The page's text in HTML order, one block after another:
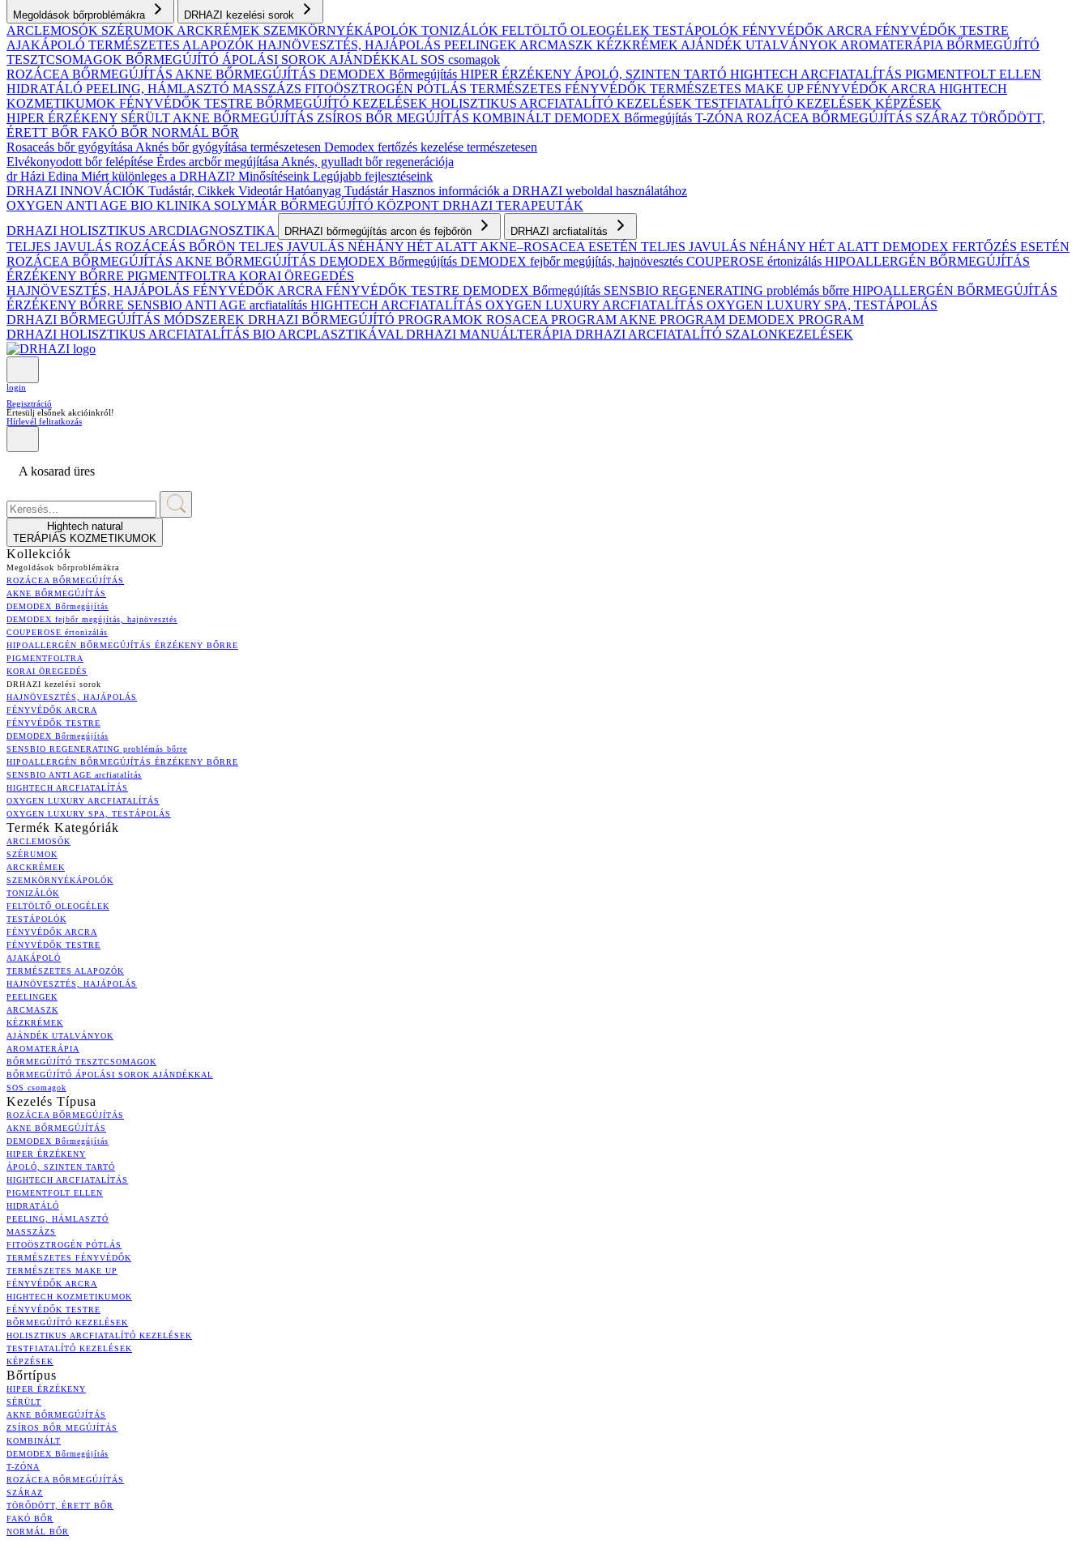
Megoldások bőrproblémákra DRHAZI kezelési sorok
ARCLEMOSÓK SZÉRUMOK ARCKRÉMEK SZEMKÖRNYÉKÁPOLÓK TONIZÁLÓK FELTÖLTŐ OLEOGÉLEK TESTÁPOLÓK FÉNYVÉDŐK ARCRA FÉNYVÉDŐK TESTRE
AJAKÁPOLÓ TERMÉSZETES ALAPOZÓK HAJNÖVESZTÉS, HAJÁPOLÁS PEELINGEK ARCMASZK KÉZKRÉMEK AJÁNDÉK UTALVÁNYOK AROMATERÁPIA BŐRMEGÚJÍTÓ
TESZTCSOMAGOK BŐRMEGÚJÍTÓ ÁPOLÁSI SOROK AJÁNDÉKKAL SOS csomagok
ROZÁCEA BŐRMEGÚJÍTÁS AKNE BŐRMEGÚJÍTÁS DEMODEX Bőrmegújítás HIPER ÉRZÉKENY ÁPOLÓ, SZINTEN TARTÓ HIGHTECH ARCFIATALÍTÁS PIGMENTFOLT ELLEN
HIDRATÁLÓ PEELING, HÁMLASZTÓ MASSZÁZS FITOÖSZTROGÉN PÓTLÁS TERMÉSZETES FÉNYVÉDŐK TERMÉSZETES MAKE UPFÉNYVÉDŐK ARCRA HIGHTECH
KOZMETIKUMOK FÉNYVÉDŐK TESTRE BŐRMEGÚJÍTÓ KEZELÉSEK HOLISZTIKUS ARCFIATALÍTÓ KEZELÉSEK TESTFIATALÍTÓ KEZELÉSEK KÉPZÉSEK
HIPER ÉRZÉKENY SÉRÜLT AKNE BŐRMEGÚJÍTÁS ZSÍROS BŐR MEGÚJÍTÁS KOMBINÁLT DEMODEX Bőrmegújítás T-ZÓNA ROZÁCEA BŐRMEGÚJÍTÁS SZÁRAZ TÖRŐDÖTT,
ÉRETT BŐR FAKÓ BŐR NORMÁL BŐR
Rosaceás bőr gyógyítása Aknés bőr gyógyítása természetesen Demodex fertőzés kezelése természetesen
Elvékonyodott bőr felépítése Érdes arcbőr megújítása Aknés, gyulladt bőr regenerációja
dr Házi Edina Miért különleges a DRHAZI? Minősítéseink Legújabb fejlesztéseink
DRHAZI INNOVÁCIÓK Tudástár, Cikkek VideotárHatóanyag TudástárHasznos információk a DRHAZI weboldal használatához
OXYGEN ANTI AGE BIO KLINIKA SOLYMÁR BŐRMEGÚJÍTÓ KÖZPONT DRHAZI TERAPEUTÁK
DRHAZI HOLISZTIKUS ARCDIAGNOSZTIKA
DRHAZI bőrmegújítás arcon és fejbőrön DRHAZI arcfiatalítás
TELJES JAVULÁS ROZÁCEÁS BŐRÖN TELJES JAVULÁS NÉHÁNY HÉT ALATT AKNE–ROSACEA ESETÉN TELJES JAVULÁS NÉHÁNY HÉT ALATT DEMODEX FERTŐZÉS ESETÉN
ROZÁCEA BŐRMEGÚJÍTÁS AKNE BŐRMEGÚJÍTÁS DEMODEX Bőrmegújítás DEMODEX fejbőr megújítás, hajnövesztés COUPEROSE értonizálás HIPOALLERGÉN BŐRMEGÚJÍTÁS
ÉRZÉKENY BŐRRE PIGMENTFOLTRA KORAI ÖREGEDÉS
HAJNÖVESZTÉS, HAJÁPOLÁS FÉNYVÉDŐK ARCRA FÉNYVÉDŐK TESTRE DEMODEX Bőrmegújítás SENSBIO REGENERATING problémás bőrre HIPOALLERGÉN BŐRMEGÚJÍTÁS
ÉRZÉKENY BŐRRE SENSBIO ANTI AGE arcfiatalítás HIGHTECH ARCFIATALÍTÁS OXYGEN LUXURY ARCFIATALÍTÁS OXYGEN LUXURY SPA, TESTÁPOLÁS
DRHAZI BŐRMEGÚJÍTÁS MÓDSZEREK DRHAZI BŐRMEGÚJÍTÓ PROGRAMOK ROSACEA PROGRAM AKNE PROGRAM DEMODEX PROGRAM
DRHAZI HOLISZTIKUS ARCFIATALÍTÁS BIO ARCPLASZTIKÁVAL DRHAZI MANUÁLTERÁPIA DRHAZI ARCFIATALÍTÓ SZALONKEZELÉSEK
login
Regisztráció
Értesülj elsőnek akcióinkról!
Hírlevél feliratkozás
A kosarad üres
Hightech natural
TERÁPIÁS KOZMETIKUMOK
Kollekciók
Megoldások bőrproblémákra
ROZÁCEA BŐRMEGÚJÍTÁS
AKNE BŐRMEGÚJÍTÁS
DEMODEX Bőrmegújítás
DEMODEX fejbőr megújítás, hajnövesztés
COUPEROSE értonizálás
HIPOALLERGÉN BŐRMEGÚJÍTÁS ÉRZÉKENY BŐRRE
PIGMENTFOLTRA
KORAI ÖREGEDÉS
DRHAZI kezelési sorok
HAJNÖVESZTÉS, HAJÁPOLÁS
FÉNYVÉDŐK ARCRA
FÉNYVÉDŐK TESTRE
DEMODEX Bőrmegújítás
SENSBIO REGENERATING problémás bőrre
HIPOALLERGÉN BŐRMEGÚJÍTÁS ÉRZÉKENY BŐRRE
SENSBIO ANTI AGE arcfiatalítás
HIGHTECH ARCFIATALÍTÁS
OXYGEN LUXURY ARCFIATALÍTÁS
OXYGEN LUXURY SPA, TESTÁPOLÁS
Termék Kategóriák
ARCLEMOSÓK
SZÉRUMOK
ARCKRÉMEK
SZEMKÖRNYÉKÁPOLÓK
TONIZÁLÓK
FELTÖLTŐ OLEOGÉLEK
TESTÁPOLÓK
FÉNYVÉDŐK ARCRA
FÉNYVÉDŐK TESTRE
AJAKÁPOLÓ
TERMÉSZETES ALAPOZÓK
HAJNÖVESZTÉS, HAJÁPOLÁS
PEELINGEK
ARCMASZK
KÉZKRÉMEK
AJÁNDÉK UTALVÁNYOK
AROMATERÁPIA
BŐRMEGÚJÍTÓ TESZTCSOMAGOK
BŐRMEGÚJÍTÓ ÁPOLÁSI SOROK AJÁNDÉKKAL
SOS csomagok
Kezelés Típusa
ROZÁCEA BŐRMEGÚJÍTÁS
AKNE BŐRMEGÚJÍTÁS
DEMODEX Bőrmegújítás
HIPER ÉRZÉKENY
ÁPOLÓ, SZINTEN TARTÓ
HIGHTECH ARCFIATALÍTÁS
PIGMENTFOLT ELLEN
HIDRATÁLÓ
PEELING, HÁMLASZTÓ
MASSZÁZS
FITOÖSZTROGÉN PÓTLÁS
TERMÉSZETES FÉNYVÉDŐK
TERMÉSZETES MAKE UP
FÉNYVÉDŐK ARCRA
HIGHTECH KOZMETIKUMOK
FÉNYVÉDŐK TESTRE
BŐRMEGÚJÍTÓ KEZELÉSEK
HOLISZTIKUS ARCFIATALÍTÓ KEZELÉSEK
TESTFIATALÍTÓ KEZELÉSEK
KÉPZÉSEK
Bőrtípus
HIPER ÉRZÉKENY
SÉRÜLT
AKNE BŐRMEGÚJÍTÁS
ZSÍROS BŐR MEGÚJÍTÁS
KOMBINÁLT
DEMODEX Bőrmegújítás
T-ZÓNA
ROZÁCEA BŐRMEGÚJÍTÁS
SZÁRAZ
TÖRŐDÖTT, ÉRETT BŐR
FAKÓ BŐR
NORMÁL BŐR